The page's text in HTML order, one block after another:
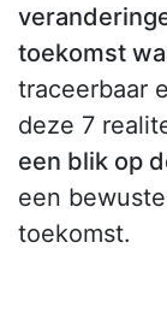
toekomst
traceerbaar
deze 7
een blik op
een
toekomst.